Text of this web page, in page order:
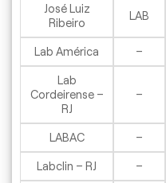
José Luiz
Ribeiro
LAB
Lab América –
Lab
Cordeirense –
RJ
–
LABAC –
Labclin – RJ –